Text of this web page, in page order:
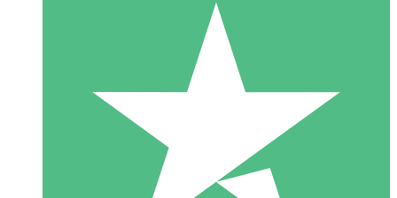
Paquetes de Créditos Individuales
Paga según el uso con créditos de descarga. Sin compromiso
10 00